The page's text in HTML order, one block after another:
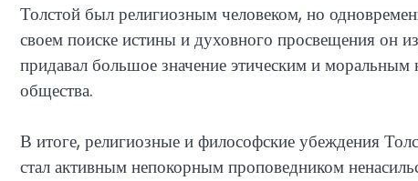
Толстой был религиозным человеком, но
своем поиске истины и духовного просвещения он
придавал большое значение этическим и
общества.
В итоге, религиозные и философские убеждения
стал активным непокорным проповедником